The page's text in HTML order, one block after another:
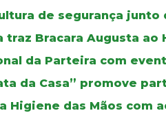
de segurança junto
Bracara Augusta ao
da Parteira com
da Casa” promove
Higiene das Mãos